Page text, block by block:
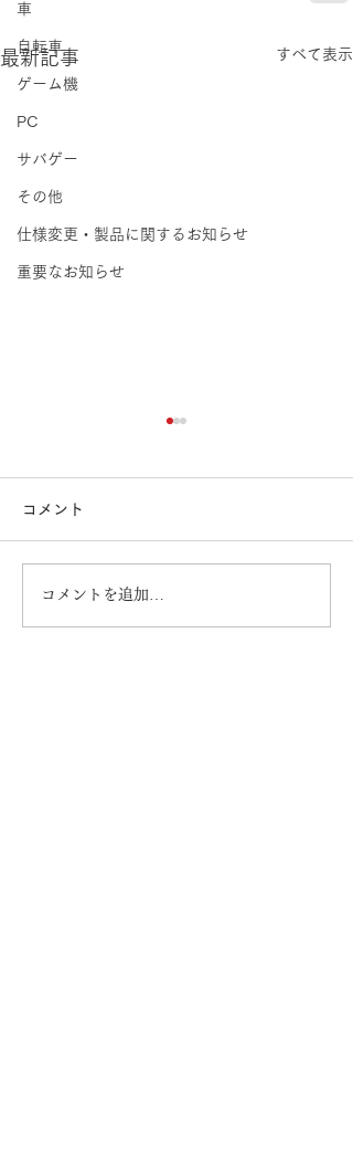
車
自転車
ゲーム機
PC
サバゲー
その他
仕様変更・製品に関するお知らせ
重要なお知らせ
最新記事 すべて表示
公式オンラインストア
コメント
コメントを追加…